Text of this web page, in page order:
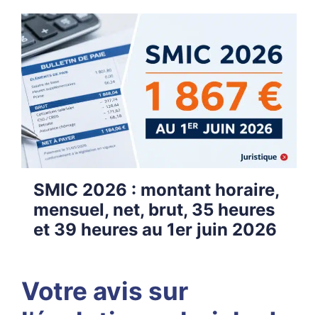
SMIC 2026 : montant horaire,
mensuel, net, brut, 35 heures
et 39 heures au 1er juin 2026
Votre avis sur